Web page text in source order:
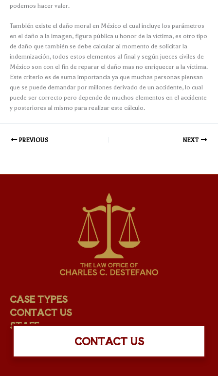
CONTACT US
podemos hacer valer.
También existe el daño moral en México el cual incluye los parámetros
en el daño a la imagen, figura pública u honor de la víctima, es otro tipo
de daño que también se debe calcular al momento de solicitar la
indemnización, todos estos elementos al final y según jueces civiles de
México son con el fin de reparar el daño mas no enriquecer a la víctima.
Este criterio es de suma importancia ya que muchas personas piensan
que se puede demandar por millones derivado de un accidente, lo cual
puede ser correcto pero depende de muchos elementos en el accidente
y posteriores al mismo para realizar este cálculo.
PREVIOUS NEXT
CASE TYPES
CONTACT US
STAFF